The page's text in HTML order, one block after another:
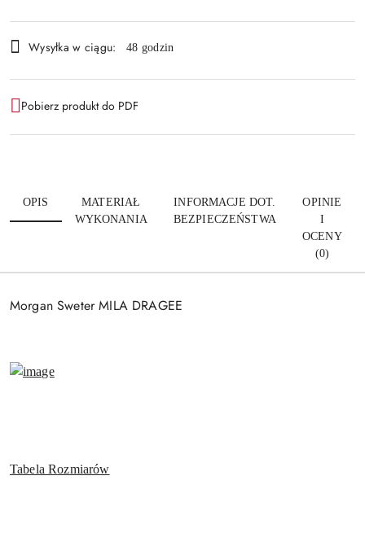
i
dostawa
Wysyłka w ciągu: 48 godzin
Pobierz produkt do PDF
OPIS
MATERIAŁ
WYKONANIA
INFORMACJE DOT.
BEZPIECZEŃSTWA
OPINIE
I
OCENY
(0)
Morgan Sweter MILA DRAGEE
Tabela Rozmiarów